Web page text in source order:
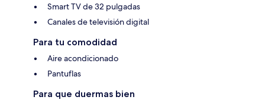
Smart TV de 32 pulgadas
Canales de televisión digital
Para tu comodidad
Aire acondicionado
Pantuflas
Para que duermas bien